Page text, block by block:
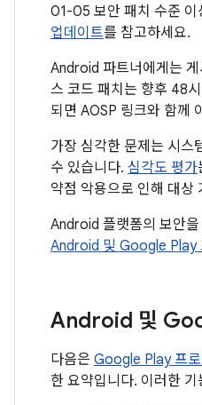
01-05 보안 패치 수준 이
업데이트를 참고하세요.
Android 파트너에게는
스 코드 패치는 향후 48
되면 AOSP 링크와 함께
가장 심각한 문제는 시스
수 있습니다. 심각도 평가
약점 악용으로 인해 대상
Android 플랫폼의 보안을
Android 및 Google Play
Android 및
다음은 Google Play 프
한 요약입니다. 이러한